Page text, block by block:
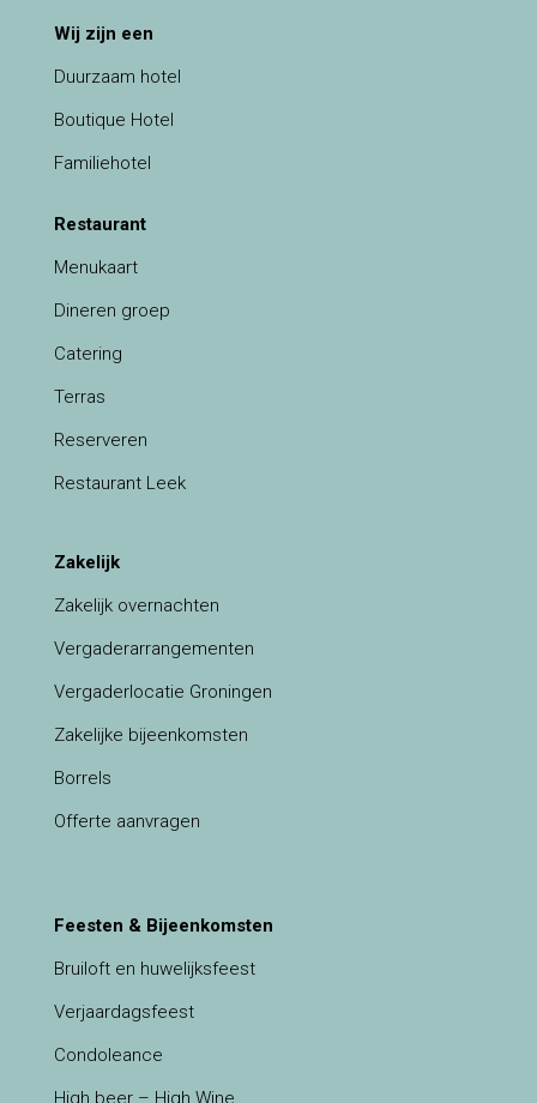
Wij zijn een
Duurzaam hotel
Boutique Hotel
Familiehotel
Restaurant
Menukaart
Dineren groep
Catering
Terras
Reserveren
Restaurant Leek
Zakelijk
Zakelijk overnachten
Vergaderarrangementen
Vergaderlocatie Groningen
Zakelijke bijeenkomsten
Borrels
Offerte aanvragen
Feesten & Bijeenkomsten
Bruiloft en huwelijksfeest
Verjaardagsfeest
Condoleance
High beer – High Wine